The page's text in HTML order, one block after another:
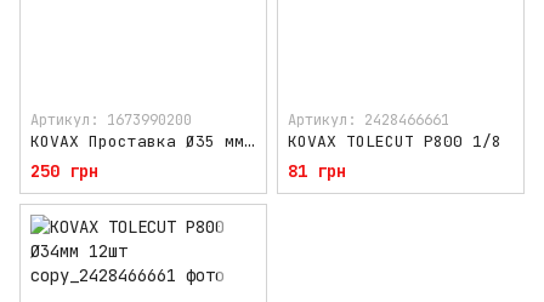
Артикул: 1673990200
KOVAX Проставка Ø35 мм під самоклейні круги
250 грн
Артикул: 2428466661
KOVAX TOLECUT P800 1/8
81 грн